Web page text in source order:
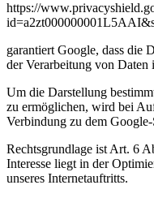
https://
garantiert Google, dass die
der Verarbeitung von
Um die Darstellung
zu ermöglichen, wird bei
Verbindung zu dem
Rechtsgrundlage ist Art. 6
Interesse liegt in der
unseres Internetauftritts.